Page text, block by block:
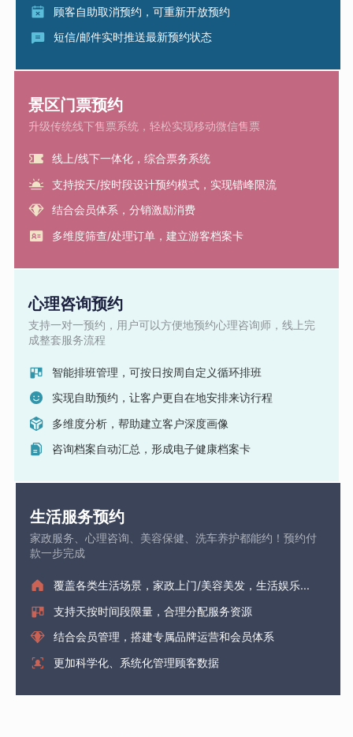
顾客自助取消预约，可重新开放预约
短信/邮件实时推送最新预约状态
景区门票预约
升级传统线下售票系统，轻松实现移动微信售票
线上/线下一体化，综合票务系统
支持按天/按时段设计预约模式，实现错峰限流
结合会员体系，分销激励消费
多维度筛查/处理订单，建立游客档案卡
心理咨询预约
支持一对一预约，用户可以方便地预约心理咨询师，线上完
成整套服务流程
智能排班管理，可按日按周自定义循环排班
实现自助预约，让客户更自在地安排来访行程
多维度分析，帮助建立客户深度画像
咨询档案自动汇总，形成电子健康档案卡
生活服务预约
家政服务、心理咨询、美容保健、洗车养护都能约！预约付
款一步完成
覆盖各类生活场景，家政上门/美容美发，生活娱乐...
支持天按时间段限量，合理分配服务资源
结合会员管理，搭建专属品牌运营和会员体系
更加科学化、系统化管理顾客数据